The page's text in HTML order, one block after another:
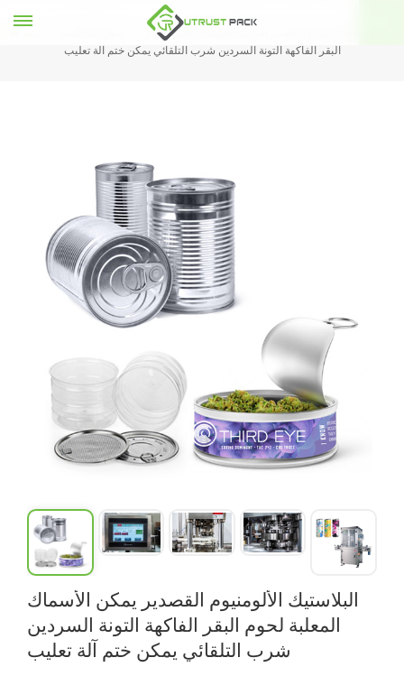
البلاستيك الألومنيوم القصدير يمكن الأسماك المعلبة لحوم
البقر الفاكهة التونة السردين شرب التلقائي يمكن ختم آلة تعليب
البلاستيك الألومنيوم القصدير يمكن الأسماك
المعلبة لحوم البقر الفاكهة التونة السردين
شرب التلقائي يمكن ختم آلة تعليب